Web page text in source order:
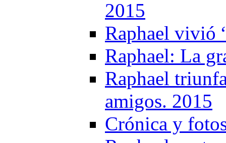
2015
Raphael vivió
Raphael: La
Raphael
amigos. 2015
Crónica y